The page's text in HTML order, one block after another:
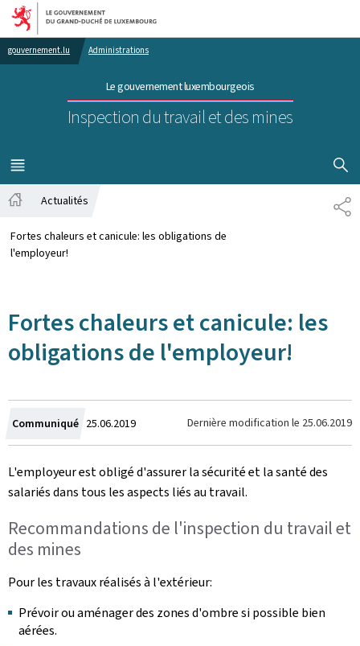
Aller au menu principal
Aller au contenu
gouvernement.lu Administrations
Le gouvernement luxembourgeois
Inspection du travail et des mines
MENU
PRINCIPAL
Actualités
Fortes chaleurs et canicule: les obligations de
l'employeur!
Fortes chaleurs et canicule: les
obligations de l'employeur!
Communiqué Crée
le
25.06.2019 Dernière modification le 25.06.2019
L'employeur est obligé d'assurer la sécurité et la santé des
salariés dans tous les aspects liés au travail.
Recommandations de l'inspection du travail et
des mines
Pour les travaux réalisés à l'extérieur:
Prévoir ou aménager des zones d'ombre si possible bien
aérées.